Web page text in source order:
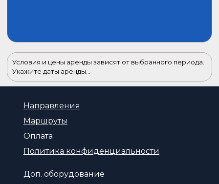
Условия и цены аренды зависят от выбранного периода.
Укажите даты аренды...
Направления
Маршруты
Оплата
Политика конфиденциальности
Доп. оборудование